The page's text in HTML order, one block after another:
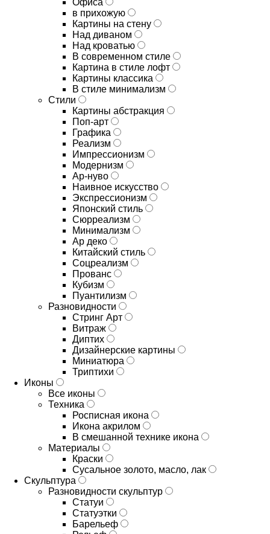
Офиса
в прихожую
Картины на стену
Над диваном
Над кроватью
В современном стиле
Картина в стиле лофт
Картины классика
В стиле минимализм
Стили
Картины абстракция
Поп-арт
Графика
Реализм
Импрессионизм
Модернизм
Ар-нуво
Наивное искусство
Экспрессионизм
Японский стиль
Сюрреализм
Минимализм
Ар деко
Китайский стиль
Соцреализм
Прованс
Кубизм
Пуантилизм
Разновидности
Стринг Арт
Витраж
Диптих
Дизайнерские картины
Миниатюра
Триптихи
Иконы
Все иконы
Техника
Росписная икона
Икона акрилом
В смешанной технике икона
Материалы
Краски
Сусальное золото, масло, лак
Скульптура
Разновидности скульптур
Статуи
Статуэтки
Барельеф